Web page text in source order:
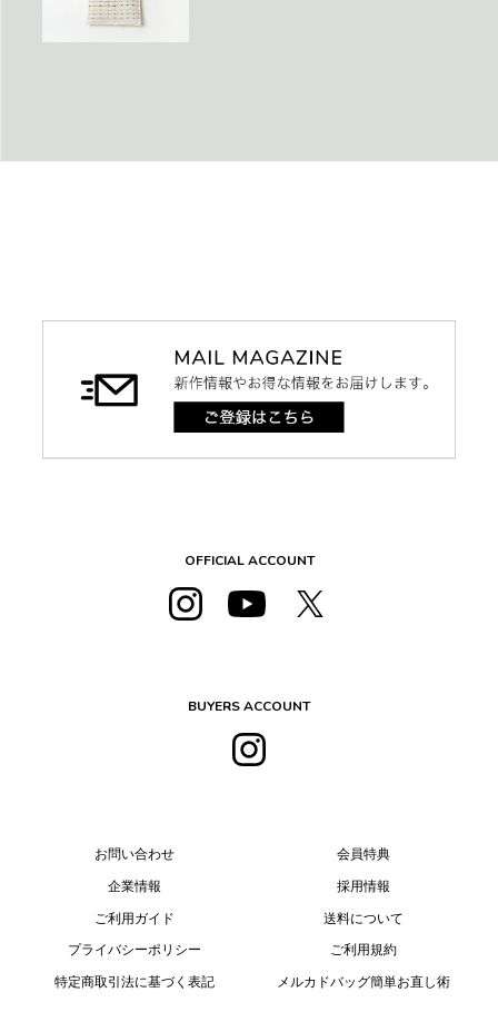
OFFICIAL ACCOUNT
BUYERS ACCOUNT
お問い合わせ
企業情報
ご利用ガイド
プライバシーポリシー
特定商取引法に基づく表記
会員特典
採用情報
送料について
ご利用規約
メルカドバッグ簡単お直し術